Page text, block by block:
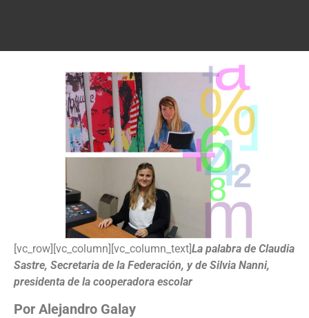
[vc_row][vc_column][vc_column_text] La palabra de Claudia
Sastre, Secretaria de la Federación, y de Silvia Nanni,
presidenta de la cooperadora escolar
Por Alejandro Galay